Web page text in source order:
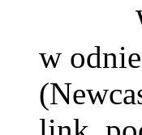
W
w